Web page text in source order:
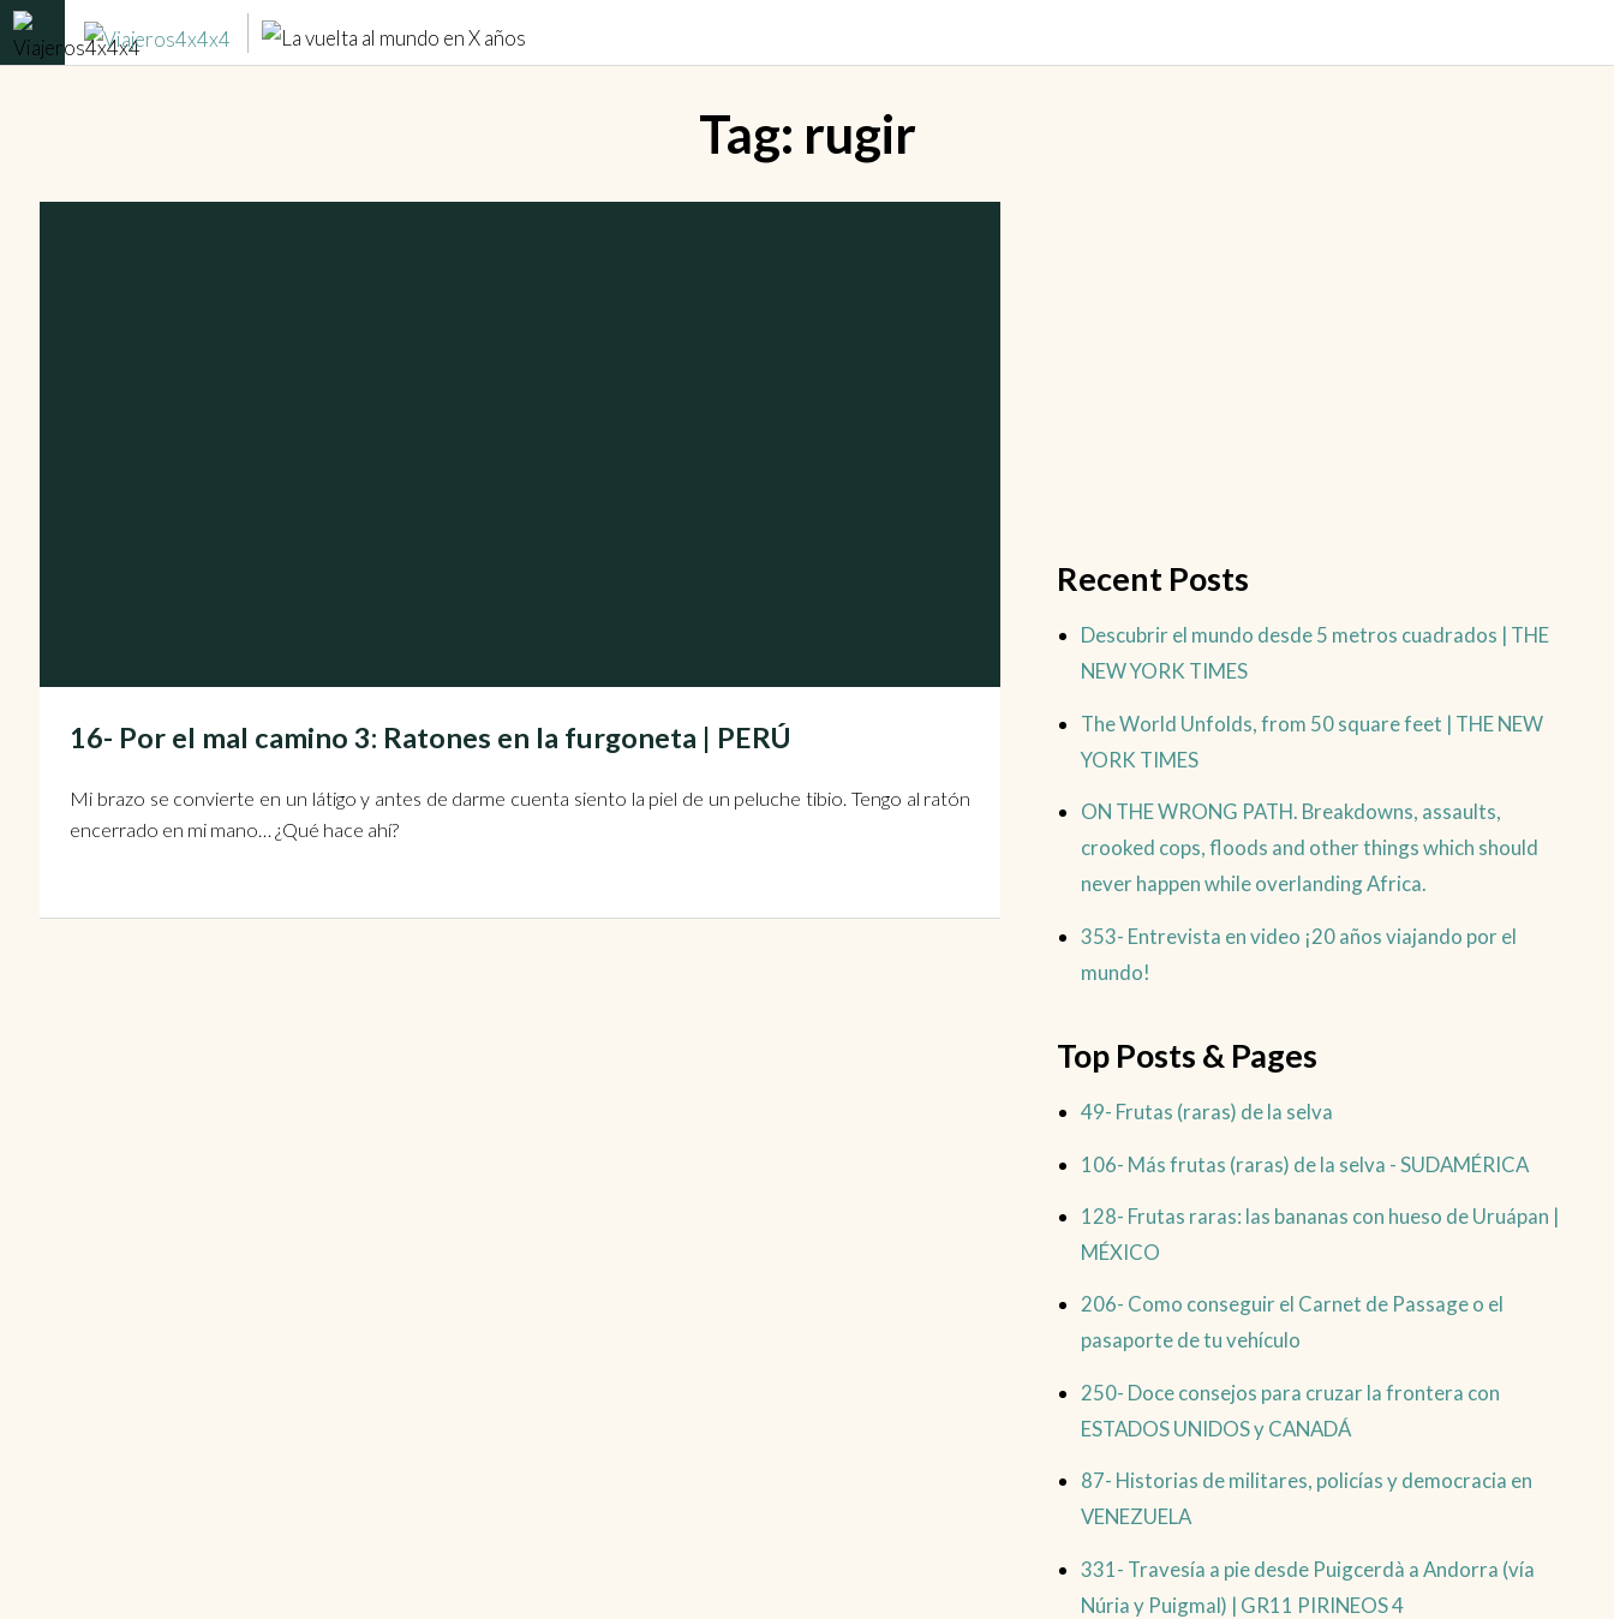
Tag: rugir
16- Por el mal camino 3: Ratones en la furgoneta | PERÚ
Mi brazo se convierte en un látigo y antes de darme cuenta siento la piel de un peluche tibio. Tengo al ratón
encerrado en mi mano… ¿Qué hace ahí?
Recent Posts
Descubrir el mundo desde 5 metros cuadrados | THE
NEW YORK TIMES
The World Unfolds, from 50 square feet | THE NEW
YORK TIMES
ON THE WRONG PATH. Breakdowns, assaults,
crooked cops, floods and other things which should
never happen while overlanding Africa.
353- Entrevista en video ¡20 años viajando por el
mundo!
Top Posts & Pages
49- Frutas (raras) de la selva
106- Más frutas (raras) de la selva - SUDAMÉRICA
128- Frutas raras: las bananas con hueso de Uruápan |
MÉXICO
206- Como conseguir el Carnet de Passage o el
pasaporte de tu vehículo
250- Doce consejos para cruzar la frontera con
ESTADOS UNIDOS y CANADÁ
87- Historias de militares, policías y democracia en
VENEZUELA
331- Travesía a pie desde Puigcerdà a Andorra (vía
Núria y Puigmal) | GR11 PIRINEOS 4